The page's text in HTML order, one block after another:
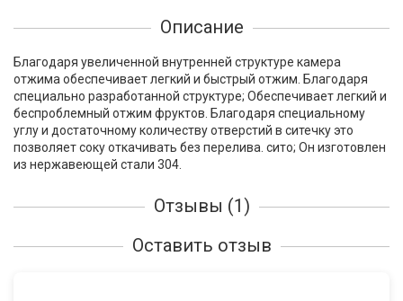
Описание
Благодаря увеличенной внутренней структуре камера
отжима обеспечивает легкий и быстрый отжим. Благодаря
специально разработанной структуре; Обеспечивает легкий и
беспроблемный отжим фруктов. Благодаря специальному
углу и достаточному количеству отверстий в ситечку это
позволяет соку откачивать без перелива. сито; Он изготовлен
из нержавеющей стали 304.
Отзывы (1)
Оставить отзыв